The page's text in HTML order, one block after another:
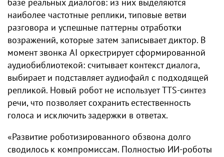
наиболее частотные реплики, типовые ветви
разговора и успешные паттерны отработки
возражений, которые затем записывает диктор. В
момент звонка AI оркестрирует сформированной
аудиобиблиотекой: считывает контекст диалога,
выбирает и подставляет аудиофайл с подходящей
репликой. Новый робот не использует TTS-синтез
речи, что позволяет сохранить естественность
голоса и исключить задержки в ответах.
«Развитие роботизированного обзвона долго
сводилось к компромиссам. Полностью ИИ-роботы